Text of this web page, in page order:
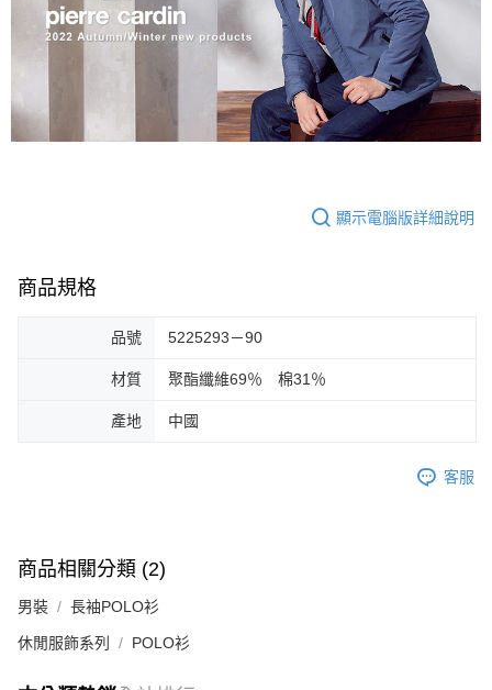
顯示電腦版詳細說明
商品規格
品號 5225293－90
材質 聚酯纖維69％ 棉31％
產地 中國
客服
商品相關分類 (2)
男裝 長袖POLO衫
休閒服飾系列 POLO衫